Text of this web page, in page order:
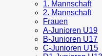
1. Mannschaft
2. Mannschaft
Frauen
A-Junioren U19
B-Junioren U17
C-Junioren U15